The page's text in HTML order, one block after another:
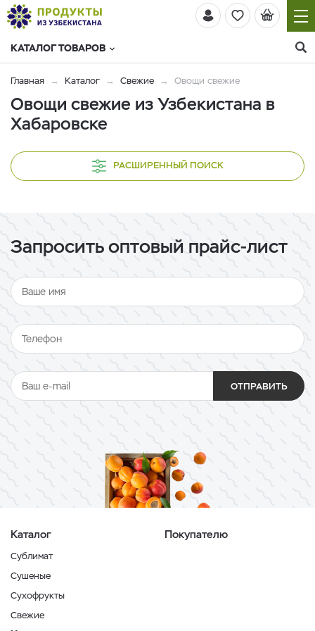
КАТАЛОГ ТОВАРОВ
Главная Каталог Свежие Овощи свежие
Овощи свежие из Узбекистана в
Хабаровске
РАСШИРЕННЫЙ ПОИСК
Запросить оптовый прайс-лист
ОТПРАВИТЬ
Каталог
Сублимат
Сушеные
Сухофрукты
Свежие
Покупателю